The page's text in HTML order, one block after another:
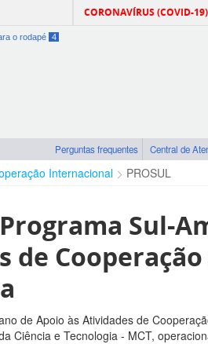
CORONAVÍRUS (COVID-19)
o rodapé 4
Perguntas frequentes Central de
Internacional PROSUL
Programa Sul-
de
de Apoio às Atividades de
Ciência e Tecnologia - MCT,